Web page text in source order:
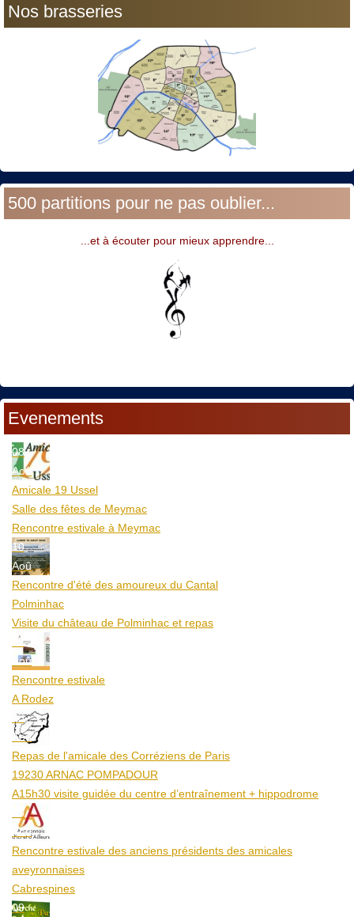
Nos brasseries
500 partitions pour ne pas oublier...
...et à écouter pour mieux apprendre...
Evenements
08
Aoû
Amicale 19 Ussel
Salle des fêtes de Meymac
Rencontre estivale à Meymac
10
Aoû
Rencontre d'été des amoureux du Cantal
Polminhac
Visite du château de Polminhac et repas
12
Aoû
Rencontre estivale
A Rodez
23
Aoû
Repas de l'amicale des Corréziens de Paris
19230 ARNAC POMPADOUR
A15h30 visite guidée du centre d’entraînement + hippodrome
25
Aoû
Rencontre estivale des anciens présidents des amicales
aveyronnaises
Cabrespines
09